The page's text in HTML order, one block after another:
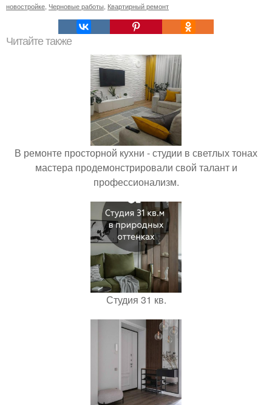
новостройке Черновые работы Квартирный ремонт
Читайте также
В ремонте просторной кухни - студии в светлых тонах
мастера продемонстрировали свой талант и
профессионализм.
Студия 31 кв.